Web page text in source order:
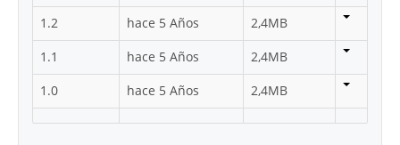
1.2
hace 5 Años
2,4MB
1.1
hace 5 Años
2,4MB
1.0
hace 5 Años 2,4MB